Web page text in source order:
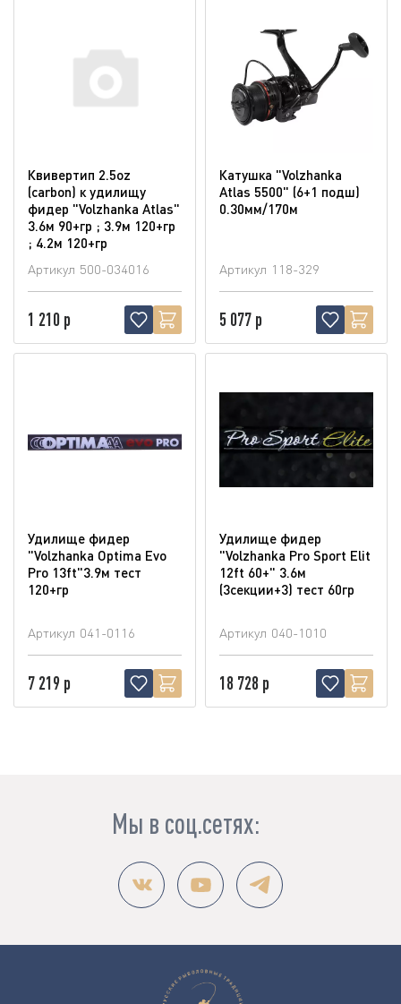
Квивертип 2.5oz
(carbon) к удилищу
фидер "Volzhanka Atlas"
3.6м 90+гр ; 3.9м 120+гр
; 4.2м 120+гр
Артикул 500-034016
1 210 р
Катушка "Volzhanka
Atlas 5500" (6+1 подш)
0.30мм/170м
Артикул 118-329
5 077 р
Удилище фидер
"Volzhanka Optima Evo
Pro 13ft"3.9м тест
120+гр
Артикул 041-0116
7 219 р
Удилище фидер
"Volzhanka Pro Sport Elit
12ft 60+" 3.6м
(3секции+3) тест 60гр
Артикул 040-1010
18 728 р
Мы в соц.сетях: